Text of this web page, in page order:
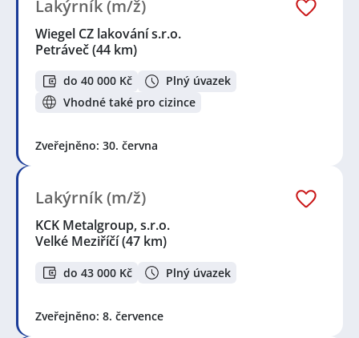
Lakýrník (m/ž)
Wiegel CZ lakování s.r.o.
Petráveč(44 km)
do 40 000 Kč
Plný úvazek
Vhodné také pro cizince
Zveřejněno: 30. června
Lakýrník (m/ž)
KCK Metalgroup, s.r.o.
Velké Meziříčí(47 km)
do 43 000 Kč Plný úvazek
Zveřejněno: 8. července